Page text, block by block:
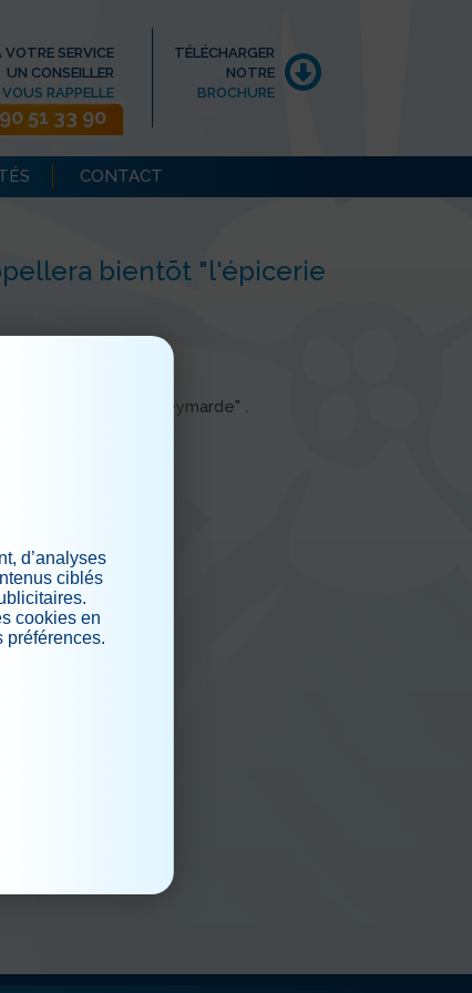
VOTRE SERVICE
UN CONSEILLER
VOUS RAPPELLE
51 33 90
TÉLÉCHARGER
NOTRE
BROCHURE
CONTACT
bientōt "l'épicerie
"l'épicerie de la Deymarde" .
d’analyses
ciblés
cookies en
préférences.